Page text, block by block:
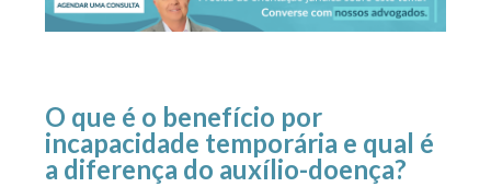
O que é o benefício por
incapacidade temporária e qual é
a diferença do auxílio-doença?